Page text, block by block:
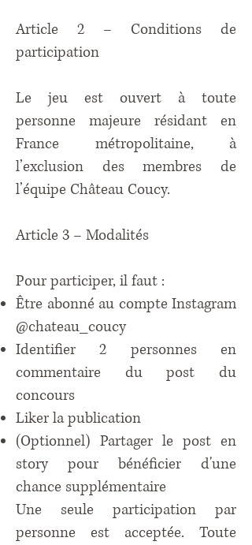
Article 2 – Conditions de
participation
Le jeu est ouvert à toute
personne majeure résidant en
France métropolitaine, à
l’exclusion des membres de
l’équipe Château Coucy.
Article 3 – Modalités
Pour participer, il faut :
Être abonné au compte Instagram
@chateau_coucy
Identifier 2 personnes en
commentaire du post du
concours
Liker la publication
(Optionnel) Partager le post en
story pour bénéficier d'une
chance supplémentaire
Une seule participation par
personne est acceptée. Toute